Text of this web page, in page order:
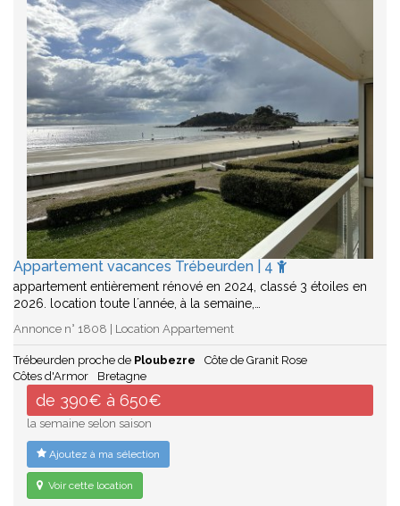
Appartement vacances Trébeurden | 4
appartement entièrement rénové en 2024, classé 3 étoiles en
2026. location toute l´année, à la semaine,…
Annonce n° 1808 | Location Appartement
Trébeurden proche de Ploubezre
Côte de Granit Rose
Côtes d'Armor
Bretagne
de 390€ à 650€
la semaine selon saison
Ajoutez à ma sélection
Voir cette location